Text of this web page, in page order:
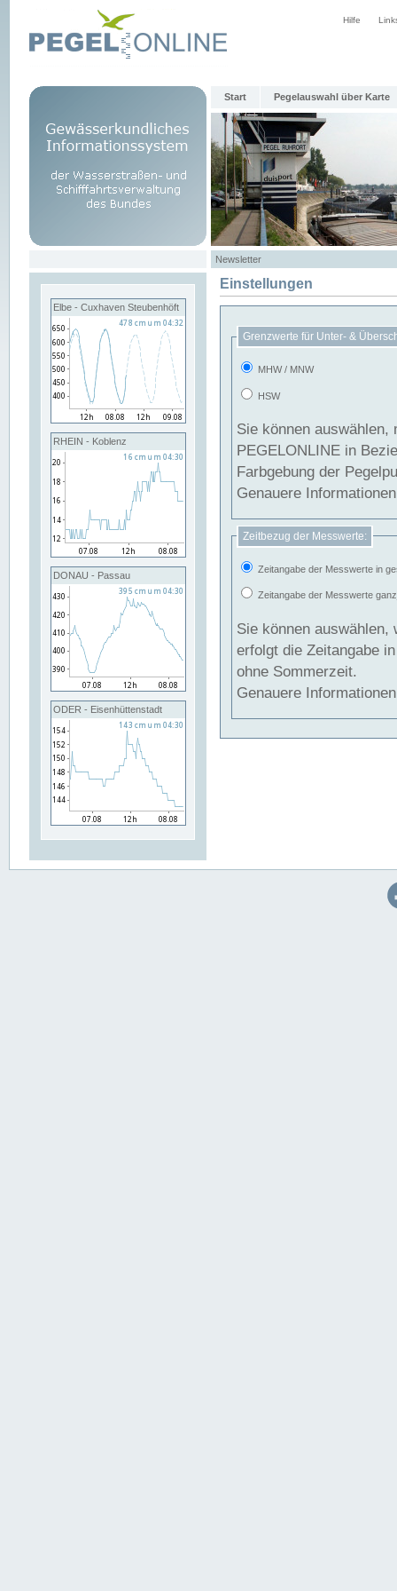
Hilfe
Start Pegelauswahl über Karte
Newsletter
Elbe - Cuxhaven Steubenhöft
RHEIN - Koblenz
DONAU - Passau
ODER - Eisenhüttenstadt
Einstellungen
Grenzwerte für Unter- &
MHW / MNW
HSW
Sie können
PEGELONLINE in Beziehung
Farbgebung der
Genauere
Zeitbezug der Messwerte:
Zeitangabe der Messwerte in
Zeitangabe der Messwerte
Sie können auswählen,
erfolgt die Zeitangabe
ohne Sommerzeit.
Genauere